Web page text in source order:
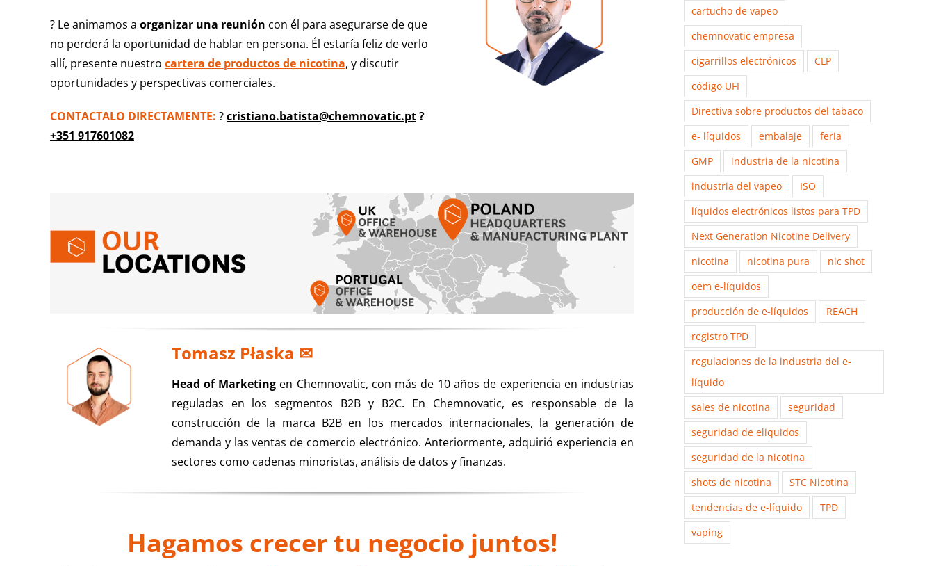
? Le animamos a organizar una reunión con él para asegurarse de que
no perderá la oportunidad de hablar en persona. Él estaría feliz de verlo
allí, presente nuestro cartera de productos de nicotina, y discutir
oportunidades y perspectivas comerciales.
CONTACTALO DIRECTAMENTE: ?cristiano.batista@chemnovatic.pt?
+351 917601082
Tomasz Płaska ✉
Head of Marketing en Chemnovatic, con más de 10 años de experiencia en industrias
reguladas en los segmentos B2B y B2C. En Chemnovatic, es responsable de la
construcción de la marca B2B en los mercados internacionales, la generación de
demanda y las ventas de comercio electrónico. Anteriormente, adquirió experiencia en
sectores como cadenas minoristas, análisis de datos y finanzas.
Hagamos crecer tu negocio juntos!
cartucho de vapeo
chemnovatic empresa
cigarrillos electrónicos
CLP
código UFI
Directiva sobre productos del tabaco
e- líquidos
embalaje
feria
GMP
industria de la nicotina
industria del vapeo
ISO
líquidos electrónicos listos para TPD
Next Generation Nicotine Delivery
nicotina
nicotina pura
nic shot
oem e-líquidos
producción de e-líquidos
REACH
registro TPD
regulaciones de la industria del e-
líquido
sales de nicotina
seguridad
seguridad de eliquidos
seguridad de la nicotina
shots de nicotina
STC Nicotina
tendencias de e-líquido
TPD
vaping